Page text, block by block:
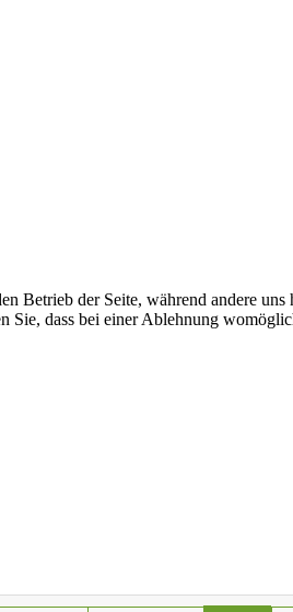
Betrieb der Seite, während andere
Sie, dass bei einer Ablehnung